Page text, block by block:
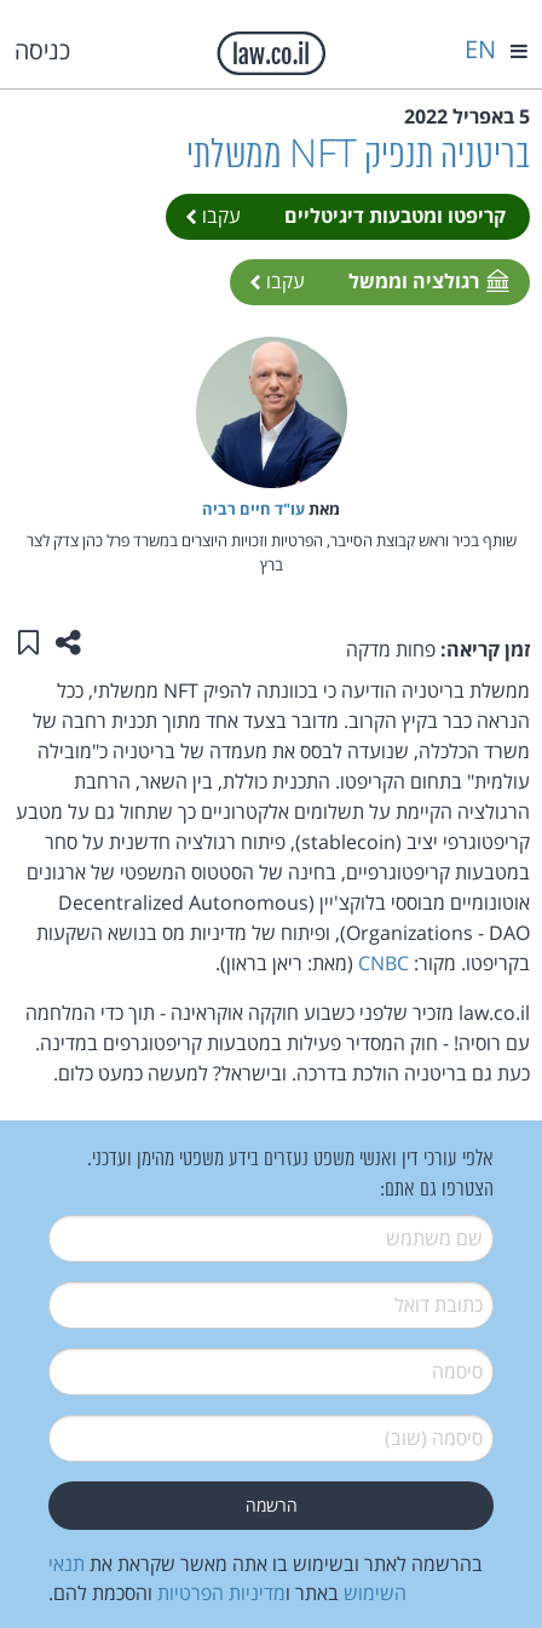
כניסה EN
5 באפריל 2022
בריטניה תנפיק NFT ממשלתי
קריפטו ומטבעות דיגיטליים עקבו
רגולציה וממשל עקבו
מאת‏עו"ד חיים רביה
שותף בכיר וראש קבוצת הסייבר, הפרטיות וזכויות היוצרים במשרד פרל כהן צדק לצר
ברץ
זמן קריאה: פחות מדקה שתפו
ממשלת בריטניה הודיעה כי בכוונתה להפיק NFT ממשלתי, ככל
הנראה כבר בקיץ הקרוב. מדובר בצעד אחד מתוך תכנית רחבה של
משרד הכלכלה, שנועדה לבסס את מעמדה של בריטניה כ"מובילה
עולמית" בתחום הקריפטו. התכנית כוללת, בין השאר, הרחבת
הרגולציה הקיימת על תשלומים אלקטרוניים כך שתחול גם על מטבע
קריפטוגרפי יציב (stablecoin), פיתוח רגולציה חדשנית על סחר
במטבעות קריפטוגרפיים, בחינה של הסטטוס המשפטי של ארגונים
אוטונומיים מבוססי בלוקצ'יין (Decentralized Autonomous
Organizations - DAO), ופיתוח של מדיניות מס בנושא השקעות
בקריפטו. מקור: CNBC (מאת: ריאן בראון).
law.co.il מזכיר שלפני כשבוע חוקקה אוקראינה - תוך כדי המלחמה
עם רוסיה! - חוק המסדיר פעילות במטבעות קריפטוגרפים במדינה.
כעת גם בריטניה הולכת בדרכה. ובישראל? למעשה כמעט כלום.
אלפי עורכי דין ואנשי משפט נעזרים בידע משפטי מהימן ועדכני.
הצטרפו גם אתם:
שם משתמש*
דואל*
סיסמה*
סיסמה (שוב)*
בהרשמה לאתר ובשימוש בו אתה מאשר שקראת את תנאי
השימוש באתר ומדיניות הפרטיות והסכמת להם.